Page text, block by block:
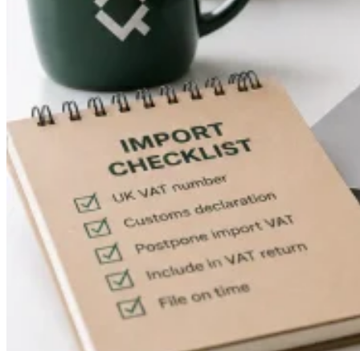
Todas las guías EuropaAméricaAsia-PacíficoÁfrica
VAT para principiantes